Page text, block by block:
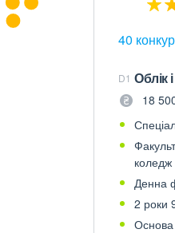
40
D1 Облік
18
коледж
Денна
2 роки
Основа